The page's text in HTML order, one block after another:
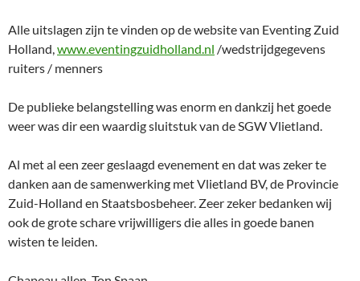
Alle uitslagen zijn te vinden op de website van Eventing Zuid
Holland,www.eventingzuidholland.nl /wedstrijdgegevens
ruiters / menners
De publieke belangstelling was enorm en dankzij het goede
weer was dir een waardig sluitstuk van de SGW Vlietland.
Al met al een zeer geslaagd evenement en dat was zeker te
danken aan de samenwerking met Vlietland BV, de Provincie
Zuid-Holland en Staatsbosbeheer. Zeer zeker bedanken wij
ook de grote schare vrijwilligers die alles in goede banen
wisten te leiden.